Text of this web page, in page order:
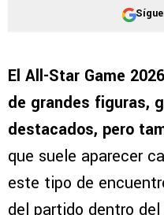
El All-Star Game
de grandes figuras,
destacados, pero
que suele aparecer
este tipo de
del partido dentro